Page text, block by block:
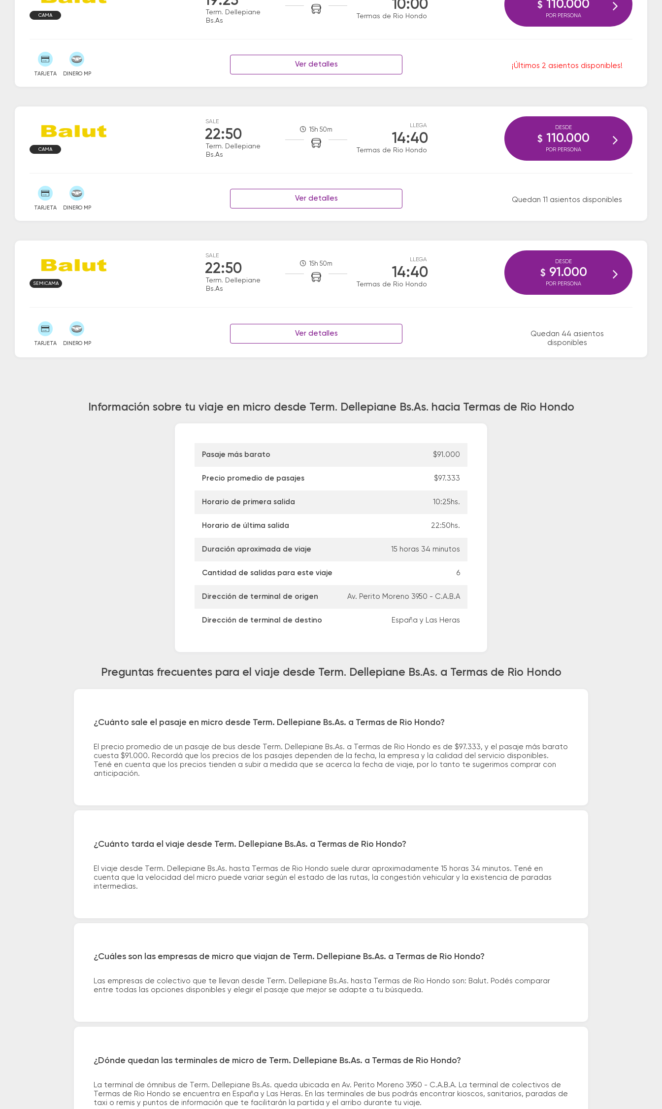
Term. Dellepiane
Bs.As
10:00
Termas de Rio Hondo
CAMA
TARJETA DINERO MP
Ver detalles ¡Últimos 2 asientos disponibles!
$ 110.000
POR PERSONA
SALE
22:50
Term. Dellepiane
Bs.As
15h 50m
LLEGA
14:40
Termas de Rio Hondo
CAMA
TARJETA DINERO MP
Ver detalles Quedan 11 asientos disponibles
DESDE
$ 110.000
POR PERSONA
SALE
22:50
Term. Dellepiane
Bs.As
15h 50m
LLEGA
14:40
Termas de Rio Hondo
SEMICAMA
TARJETA DINERO MP
Ver detalles
Quedan 44 asientos
disponibles
DESDE
$ 91.000
POR PERSONA
Información sobre tu viaje en micro desde Term. Dellepiane Bs.As. hacia Termas de Rio Hondo
Pasaje más barato $91.000
Precio promedio de pasajes $97.333
Horario de primera salida 10:25hs.
Horario de última salida 22:50hs.
Duración aproximada de viaje 15 horas 34 minutos
Cantidad de salidas para este viaje 6
Dirección de terminal de origen Av. Perito Moreno 3950 - C.A.B.A
Dirección de terminal de destino España y Las Heras
Preguntas frecuentes para el viaje desde Term. Dellepiane Bs.As. a Termas de Rio Hondo
¿Cuánto sale el pasaje en micro desde Term. Dellepiane Bs.As. a Termas de Rio Hondo?
El precio promedio de un pasaje de bus desde Term. Dellepiane Bs.As. a Termas de Rio Hondo es de $97.333, y el pasaje más barato
cuesta $91.000. Recordá que los precios de los pasajes dependen de la fecha, la empresa y la calidad del servicio disponibles.
Tené en cuenta que los precios tienden a subir a medida que se acerca la fecha de viaje, por lo tanto te sugerimos comprar con
anticipación.
¿Cuánto tarda el viaje desde Term. Dellepiane Bs.As. a Termas de Rio Hondo?
El viaje desde Term. Dellepiane Bs.As. hasta Termas de Rio Hondo suele durar aproximadamente 15 horas 34 minutos. Tené en
cuenta que la velocidad del micro puede variar según el estado de las rutas, la congestión vehicular y la existencia de paradas
intermedias.
¿Cuáles son las empresas de micro que viajan de Term. Dellepiane Bs.As. a Termas de Rio Hondo?
Las empresas de colectivo que te llevan desde Term. Dellepiane Bs.As. hasta Termas de Rio Hondo son: Balut. Podés comparar
entre todas las opciones disponibles y elegir el pasaje que mejor se adapte a tu búsqueda.
¿Dónde quedan las terminales de micro de Term. Dellepiane Bs.As. a Termas de Rio Hondo?
La terminal de ómnibus de Term. Dellepiane Bs.As. queda ubicada en Av. Perito Moreno 3950 - C.A.B.A. La terminal de colectivos de
Termas de Rio Hondo se encuentra en España y Las Heras. En las terminales de bus podrás encontrar kioscos, sanitarios, paradas de
taxi o remis y puntos de información que te facilitarán la partida y el arribo durante tu viaje.